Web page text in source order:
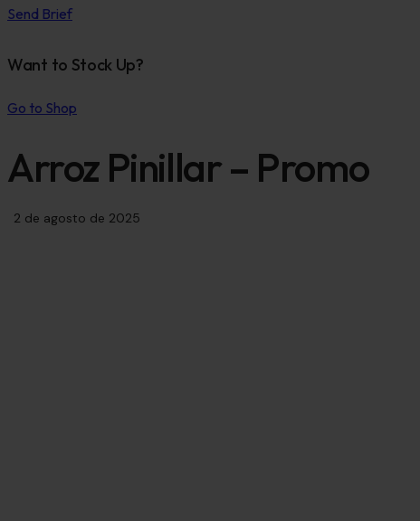
Send Brief
Want to Stock Up?
Go to Shop
Arroz Pinillar – Promo
2 de agosto de 2025